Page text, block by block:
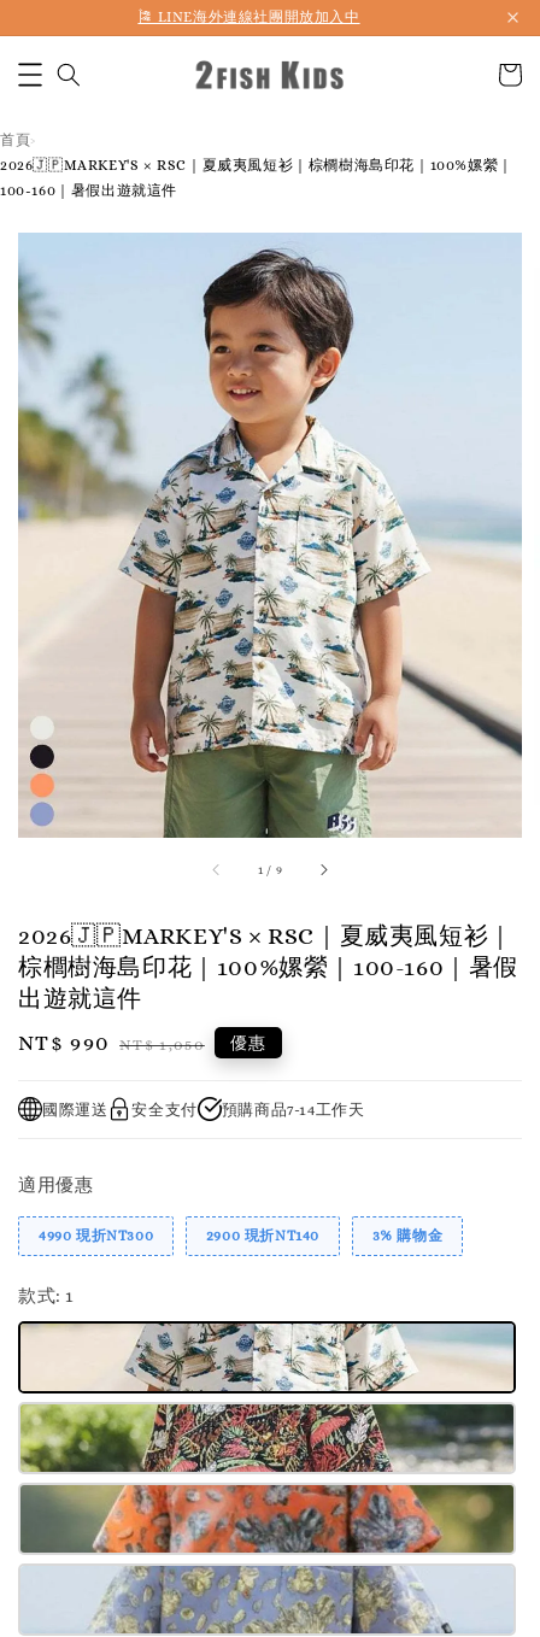
🎏 LINE海外連線社團開放加入中
首頁›
2026🇯🇵MARKEY'S × RSC｜夏威夷風短衫｜棕櫚樹海島印花｜100%嫘縈｜
100-160｜暑假出遊就這件
1 / 9
2026🇯🇵MARKEY'S × RSC｜夏威夷風短衫｜
棕櫚樹海島印花｜100%嫘縈｜100-160｜暑假
出遊就這件
Sale
NT$ 990 Regular
NT$ 1,050 優惠
國際運送 安全支付 預購商品7-14工作天
適用優惠
4990 現折NT300 2900 現折NT140 3% 購物金
款式: 1